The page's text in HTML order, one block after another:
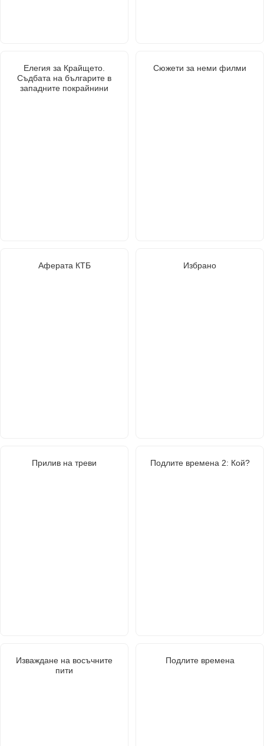
Елегия за Крайщето.
Съдбата на българите в
западните покрайнини
Сюжети за неми филми
Аферата КТБ Избрано
Прилив на треви Подлите времена 2: Кой?
Изваждане на восъчните
пити
Подлите времена